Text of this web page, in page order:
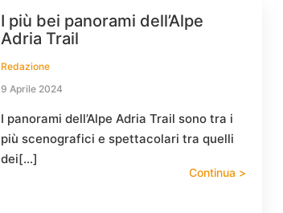
I più bei panorami dell’Alpe
Adria Trail
Redazione
9 Aprile 2024
I panorami dell’Alpe Adria Trail sono tra i
più scenografici e spettacolari tra quelli
dei[…]
Continua >